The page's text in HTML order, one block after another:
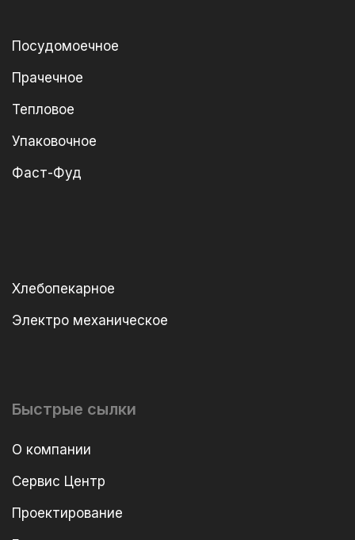
Посудомоечное
Прачечное
Тепловое
Упаковочное
Фаст-Фуд
Хлебопекарное
Электро механическое
Быстрые сылки
О компании
Сервис Центр
Проектирование